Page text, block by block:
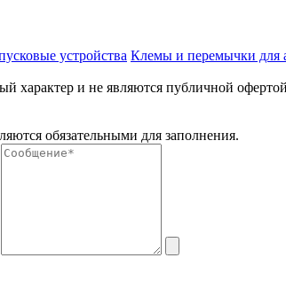
устройства Клемы и перемычки для
характер и не являются публичной
обязательными для заполнения.